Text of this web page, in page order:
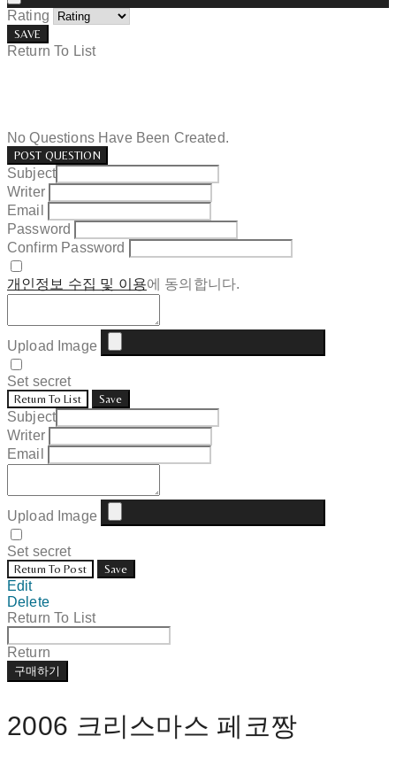
Rating
SAVE
Return To List
No Questions Have Been Created.
POST QUESTION
Subject
Writer
Email
Password
Confirm Password
개인정보 수집 및 이용에 동의합니다.
Upload Image
Set secret
Return To List Save
Subject
Writer
Email
Upload Image
Set secret
Return To Post Save
Edit
Delete
Return To List
Return
구매하기
2006 크리스마스 페코짱